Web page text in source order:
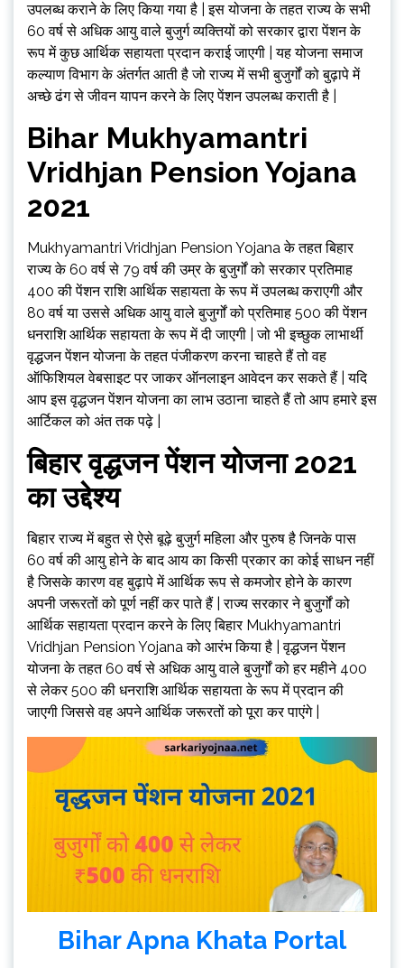
उपलब्ध कराने के लिए किया गया है | इस योजना के तहत राज्य के सभी
60 वर्ष से अधिक आयु वाले बुजुर्ग व्यक्तियों को सरकार द्वारा पेंशन के
रूप में कुछ आर्थिक सहायता प्रदान कराई जाएगी | यह योजना समाज
कल्याण विभाग के अंतर्गत आती है जो राज्य में सभी बुजुर्गों को बुढ़ापे में
अच्छे ढंग से जीवन यापन करने के लिए पेंशन उपलब्ध कराती है |
Bihar Mukhyamantri
Vridhjan Pension Yojana
2021
Mukhyamantri Vridhjan Pension Yojana के तहत बिहार
राज्य के 60 वर्ष से 79 वर्ष की उम्र के बुजुर्गों को सरकार प्रतिमाह
₹400 की पेंशन राशि आर्थिक सहायता के रूप में उपलब्ध कराएगी और
80 वर्ष या उससे अधिक आयु वाले बुजुर्गों को प्रतिमाह ₹500 की पेंशन
धनराशि आर्थिक सहायता के रूप में दी जाएगी | जो भी इच्छुक लाभार्थी
वृद्धजन पेंशन योजना के तहत पंजीकरण करना चाहते हैं तो वह
ऑफिशियल वेबसाइट पर जाकर ऑनलाइन आवेदन कर सकते हैं | यदि
आप इस वृद्धजन पेंशन योजना का लाभ उठाना चाहते हैं तो आप हमारे इस
आर्टिकल को अंत तक पढ़े |
बिहार वृद्धजन पेंशन योजना 2021
का उद्देश्य
बिहार राज्य में बहुत से ऐसे बूढ़े बुजुर्ग महिला और पुरुष है जिनके पास
60 वर्ष की आयु होने के बाद आय का किसी प्रकार का कोई साधन नहीं
है जिसके कारण वह बुढ़ापे में आर्थिक रूप से कमजोर होने के कारण
अपनी जरूरतों को पूर्ण नहीं कर पाते हैं | राज्य सरकार ने बुजुर्गों को
आर्थिक सहायता प्रदान करने के लिए बिहार Mukhyamantri
Vridhjan Pension Yojana को आरंभ किया है | वृद्धजन पेंशन
योजना के तहत 60 वर्ष से अधिक आयु वाले बुजुर्गों को हर महीने 400
से लेकर ₹500 की धनराशि आर्थिक सहायता के रूप में प्रदान की
जाएगी जिससे वह अपने आर्थिक जरूरतों को पूरा कर पाएंगे |
Bihar Apna Khata Portal